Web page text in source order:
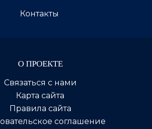
Контакты
О ПРОЕКТЕ
Связаться с нами
Карта сайта
Правила сайта
соглашение